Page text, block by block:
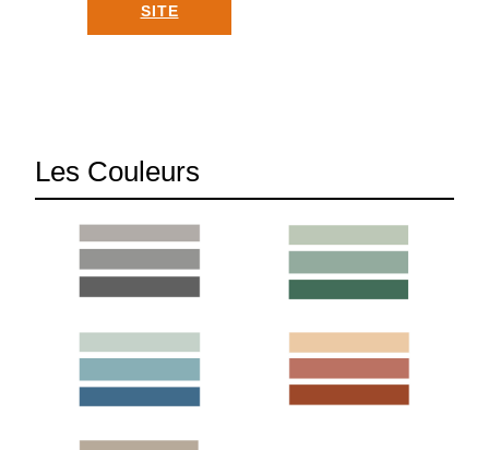
SITE
Les Couleurs